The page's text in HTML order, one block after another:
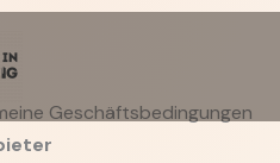
Geschäftsbedingungen